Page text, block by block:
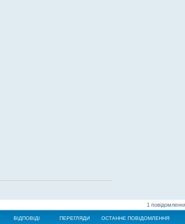
1
ВІДПОВІДІ ПЕРЕГЛЯДИ ОСТАННЄ ПОВІДОМЛЕННЯ